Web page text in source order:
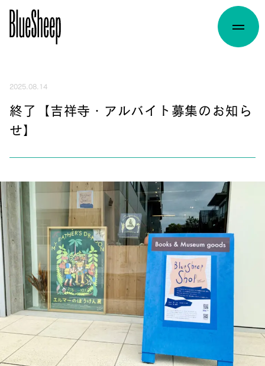
2025.08.14
終了【吉祥寺・アルバイト募集のお知ら
せ】